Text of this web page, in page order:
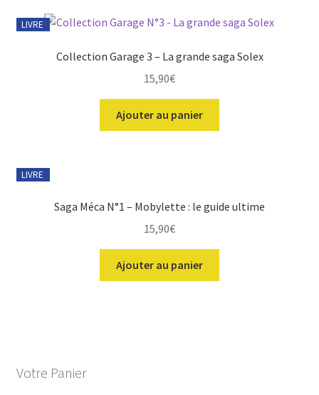
LIVRE
Collection Garage 3 – La grande saga Solex
15,90€
Ajouter au panier
LIVRE
Saga Méca N°1 – Mobylette : le guide ultime
15,90€
Ajouter au panier
Votre Panier